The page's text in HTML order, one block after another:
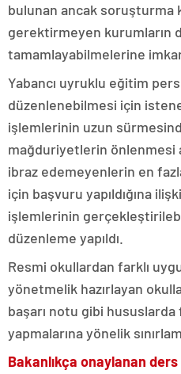
bulunan ancak soruşturma
gerektirmeyen kurumların
tamamlayabilmelerine
Yabancı uyruklu eğitim
düzenlenebilmesi için
işlemlerinin uzun
mağduriyetlerin önlenmesi
ibraz edemeyenlerin en
için başvuru yapıldığına
işlemlerinin
düzenleme yapıldı.
Resmi okullardan farklı
yönetmelik hazırlayan
başarı notu gibi hususlarda
yapmalarına yönelik
Bakanlıkça onaylanan